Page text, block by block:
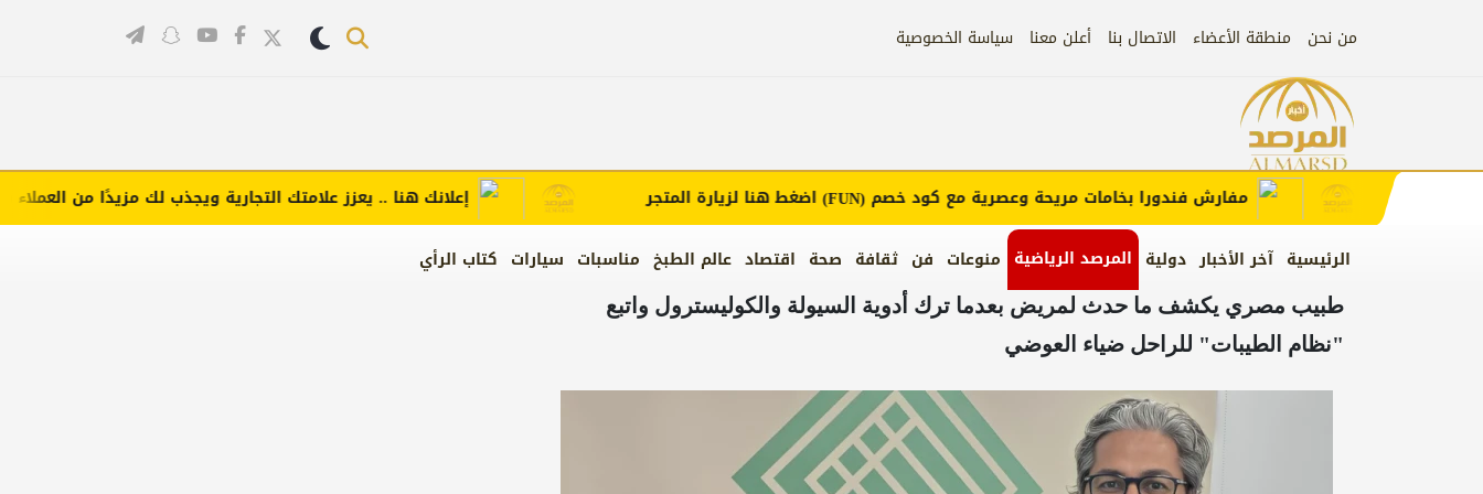
من نحن منطقة الأعضاء الاتصال بنا أعلن معنا سياسة الخصوصية
الرئيسية آخر الأخبار دولية المرصد الرياضية منوعات فن ثقافة صحة اقتصاد عالم الطبخ مناسبات سيارات كتاب الرأي
إعلانك هنا .. يعزز علامتك التجارية ويجذب لك مزيدًا من العملاء مفارش فندورا بخامات مريحة وعصرية مع كود خصم(FUN)اضغط هنا لزيارة المتجر
طبيب مصري يكشف ما حدث لمريض بعدما ترك أدوية السيولة والكوليسترول واتبع
"نظام الطيبات" للراحل ضياء العوضي